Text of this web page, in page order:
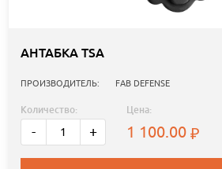
АНТАБКА TSA
ПРОИЗВОДИТЕЛЬ: FAB DEFENSE
Количество:
- +
Цена:
1 100.00